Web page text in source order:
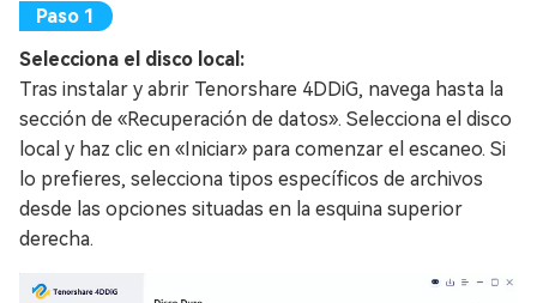
Selecciona el disco local:
Tras instalar y abrir Tenorshare 4DDiG, navega hasta la
sección de «Recuperación de datos». Selecciona el disco
local y haz clic en «Iniciar» para comenzar el escaneo. Si
lo prefieres, selecciona tipos específicos de archivos
desde las opciones situadas en la esquina superior
derecha.